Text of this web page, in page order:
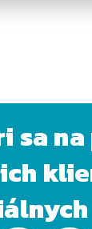
sa